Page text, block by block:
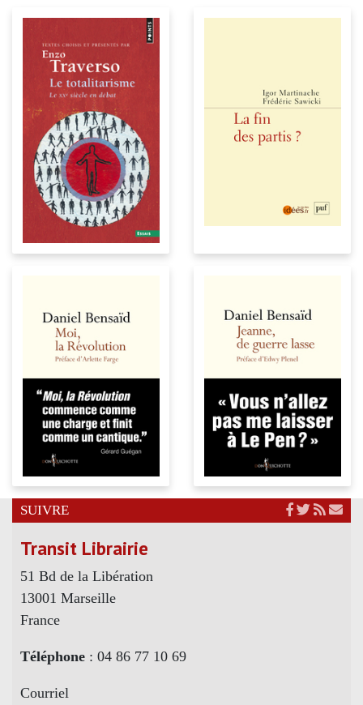
SUIVRE
Transit Librairie
51 Bd de la Libération
13001 Marseille
France
Téléphone : 04 86 77 10 69
Courriel